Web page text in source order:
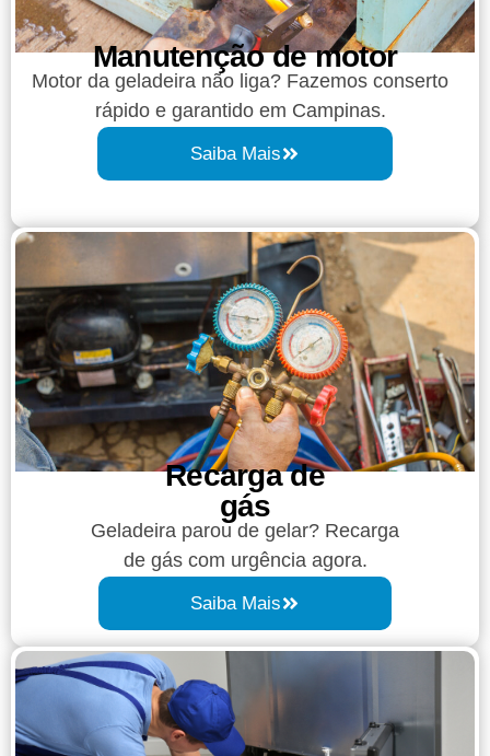
Manutenção de motor
Motor da geladeira não liga? Fazemos conserto
rápido e garantido em Campinas.
Saiba Mais
Recarga de
gás
Geladeira parou de gelar? Recarga
de gás com urgência agora.
Saiba Mais